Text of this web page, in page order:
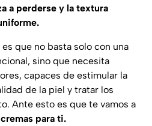
a perderse y la textura
que no basta solo con una
sino que necesita
capaces de estimular la
de la piel y tratar los
Ante esto es que te vamos a
para ti.